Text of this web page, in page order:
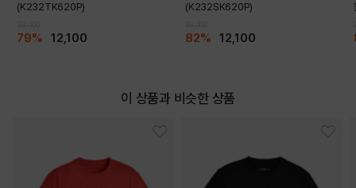
DETAILS
(K232TK620P)
79% 12,100
(K232SK620P)
82% 12,100
이 상품과 비슷한 상품